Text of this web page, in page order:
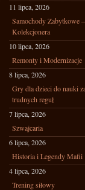
11 lipca, 2026
Samochody Zabytkowe
Kolekcjonera
10 lipca, 2026
Remonty i Modernizacje
8 lipca, 2026
Gry dla dzieci do nauki
trudnych reguł
7 lipca, 2026
Szwajcaria
6 lipca, 2026
Historia i Legendy Mafii
4 lipca, 2026
Trening siłowy